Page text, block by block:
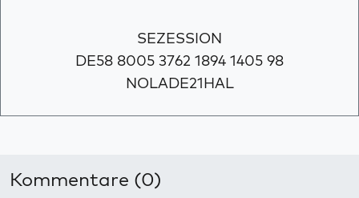
SEZESSION
DE58 8005 3762 1894 1405 98
NOLADE21HAL
Kommentare (0)